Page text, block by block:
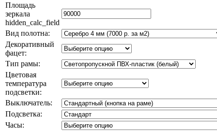
Площадь
зеркала
hidden_calc_field
Вид полотна:
Декоративный
фацет:
Тип рамы:
Цветовая
температура
подсветки:
Выключатель:
Подсветка:
Часы: